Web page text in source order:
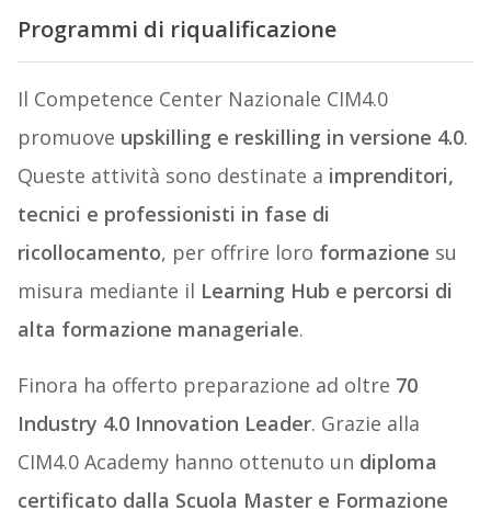
Programmi di riqualificazione
Il Competence Center Nazionale CIM4.0
promuove upskilling e reskilling in versione 4.0.
Queste attività sono destinate a imprenditori,
tecnici e professionisti in fase di
ricollocamento, per offrire loro formazione su
misura mediante il Learning Hub e percorsi di
alta formazione manageriale.
Finora ha offerto preparazione ad oltre 70
Industry 4.0 Innovation Leader. Grazie alla
CIM4.0 Academy hanno ottenuto un diploma
certificato dalla Scuola Master e Formazione